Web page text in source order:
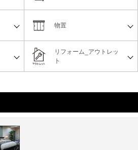
リフォーム_アウトレッ
ト
物置